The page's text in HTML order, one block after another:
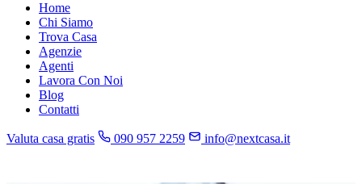
Home
Chi Siamo
Trova Casa
Agenzie
Agenti
Lavora Con Noi
Blog
Contatti
Valuta casa gratis 090 957 2259 info@nextcasa.it